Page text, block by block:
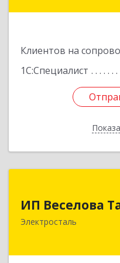
Клиентов на
1С:Специалист
ИП Веселова
Электросталь